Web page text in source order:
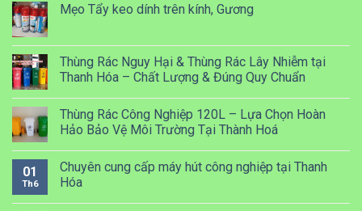
Mẹo Tẩy keo dính trên kính, Gương
Thùng Rác Nguy Hại & Thùng Rác Lây Nhiễm tại
Thanh Hóa – Chất Lượng & Đúng Quy Chuẩn
Thùng Rác Công Nghiệp 120L – Lựa Chọn Hoàn
Hảo Bảo Vệ Môi Trường Tại Thành Hoá
01
Th6
Chuyên cung cấp máy hút công nghiệp tại Thanh
Hóa